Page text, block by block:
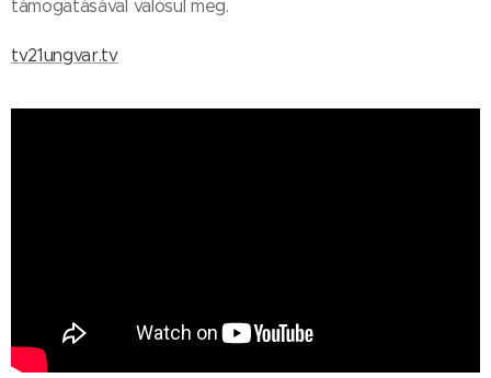
támogatásával valósul meg.
tv21ungvar.tv